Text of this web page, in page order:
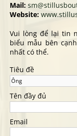
Mail:
Website:
Vui lòng để lại tin
biểu mẫu bên
nhất có thể.
Tiêu đề
Tên đầy đủ
Email